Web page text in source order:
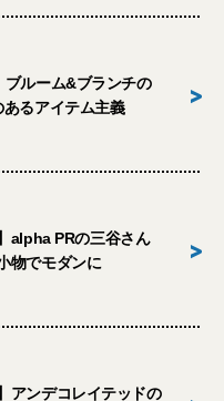
ブルーム&ブランチの
るアイテム主義
>
alpha PRの三谷さん
物でモダンに
>
アンデコレイテッドの